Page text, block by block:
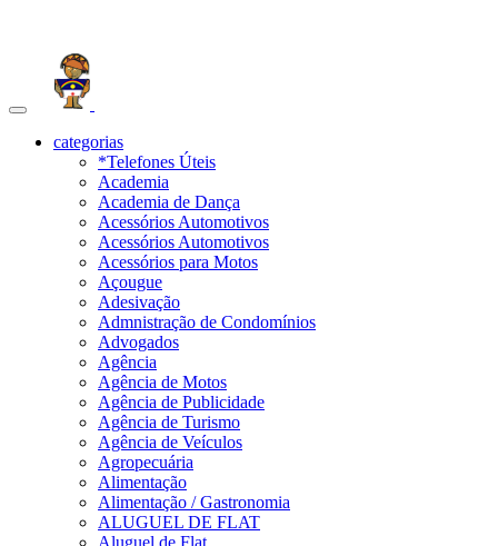
Toggle
navigationcategorias
*Telefones Úteis
Academia
Academia de Dança
Acessórios Automotivos
Acessórios Automotivos
Acessórios para Motos
Açougue
Adesivação
Admnistração de Condomínios
Advogados
Agência
Agência de Motos
Agência de Publicidade
Agência de Turismo
Agência de Veículos
Agropecuária
Alimentação
Alimentação / Gastronomia
ALUGUEL DE FLAT
Aluguel de Flat